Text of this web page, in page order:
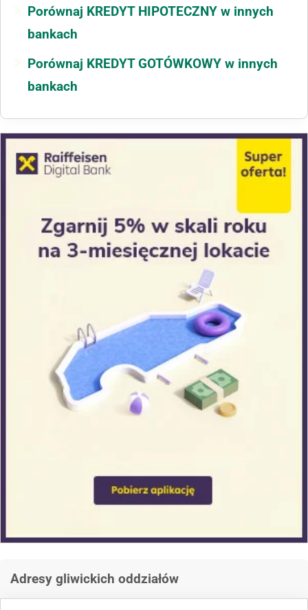
Porównaj KREDYT HIPOTECZNY w innych
bankach
Porównaj KREDYT GOTÓWKOWY w innych
bankach
Adresy gliwickich oddziałów